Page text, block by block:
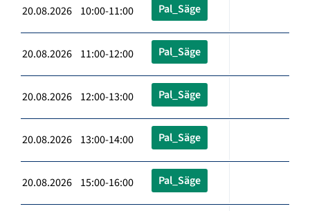
20.08.2026 10:00-11:00 Pal_Säge
20.08.2026 11:00-12:00 Pal_Säge
20.08.2026 12:00-13:00 Pal_Säge
20.08.2026 13:00-14:00 Pal_Säge
20.08.2026 15:00-16:00 Pal_Säge